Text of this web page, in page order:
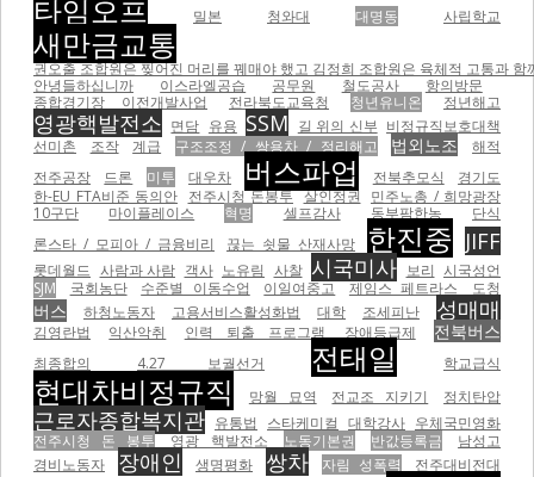
타임오프 밀본 청와대 대명동 사립학교
새만금교통
권오출 조합원은 찢어진 머리를 꿰매야 했고 김정희 조합원은 육체적 고통과
안녕들하십니까
이스라엘공습 공무원 철도공사
항의방문
종합경기장 이전개발사업
전라북도교육청 청년유니온 정년해고
영광핵발전소 면담 유용 SSM 길 위의 신부 비정규직보호대책
선미촌
조작 계급 구조조정 / 쌍용차 / 정리해고 법외노조
해적
전주공장
드론 미투 대우차 버스파업 전북추모식
경기도
한-EU FTA비준 동의안 전주시청 돈봉투 살인정권
민주노총 / 희망광장
10구단
마이플레이스 혁명 셀프감사 동부팜한농
단식
론스타 / 모피아 / 금융비리
끊는 쇳물 산재사망 한진중 JIFF
롯데월드 사람과 사람 객사 노유림 사찰 시국미사 보리 시국성언
SJM
국회농단 수준별 이동수업 이일여중고 제임스 페트라스 도청
버스 하청노동자 고용서비스활성화법 대학 조세피난 성매매
김영란법 익산악취 인력 퇴출 프로그램 장애등급제 전북버스
최종합의 4.27 보궐선거 전태일 학교급식
현대차비정규직 망월 묘역 전교조 지키기 정치탄압
근로자종합복지관 유통법 스타케미컬 대학강사 우체국민영화
전주시청 돈 봉투
영광 핵발전소 노동기본권 반값등록금
남성고
경비노동자
장애인 생명평화 쌍차 자림 성폭력 전주대비전대